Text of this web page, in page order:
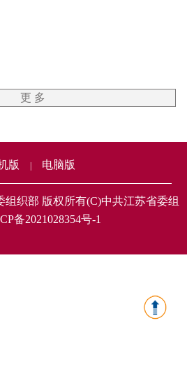
更 多
版 电脑版
织部 版权所有(C)中共江苏省委组
备2021028354号-1